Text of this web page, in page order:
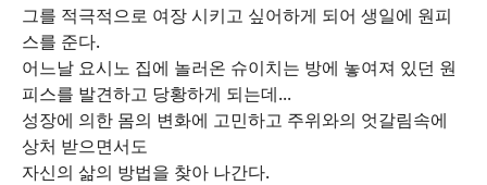
그를 적극적으로 여장 시키고 싶어하게 되어 생일에 원피
스를 준다.
어느날 요시노 집에 놀러온 슈이치는 방에 놓여져 있던 원
피스를 발견하고 당황하게 되는데...
성장에 의한 몸의 변화에 고민하고 주위와의 엇갈림속에
상처 받으면서도
자신의 삶의 방법을 찾아 나간다.